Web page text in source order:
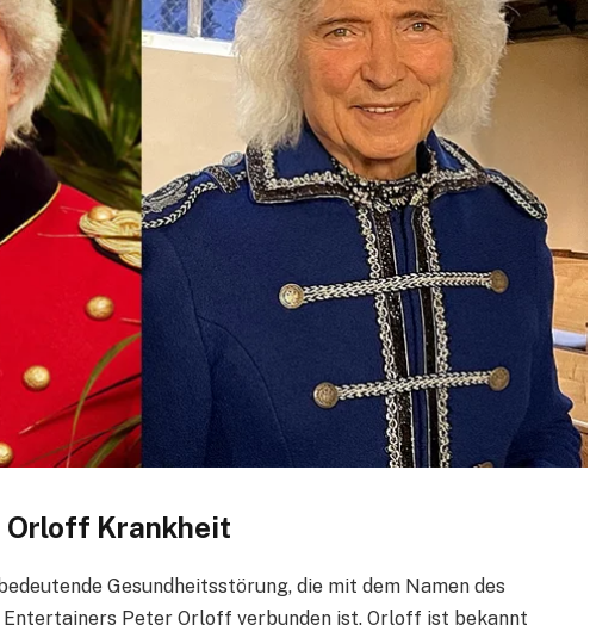
Orloff Krankheit
Gesundheitsstörung, die mit dem Namen des
Entertainers Peter Orloff verbunden ist. Orloff ist bekannt